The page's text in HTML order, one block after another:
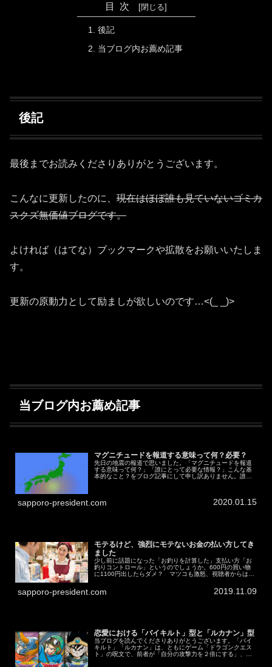
目次
後記
当ブログ内お薦め記事
後記
最後までお読みくださりありがとうございます。
こんなに更新したのに、 現在はほぼ誰も見ていないゴミカ
スクズ無価値ブログです。
よければ（はてな）ブックマークや拡散をお願いいたしま
す。
更新の原動力として励ましが欲しいのです…<(_ _)>
当ブログ内お薦め記事
マグニチュードを報道する意味って何？必要？
先日の地震の報道で思いました。「マグニチュードを報道
する意味って何？」「誰にとって必要な情報？」こんな基
本的なこと？をブログ記事にして申し訳ありません。誰か
sapporo-president.com 2020.01.15
モテるけど、強烈にモテないお金の払い方してき
ました
少し前に話題になった「お釣りを計算した」支払い方「お
釣りコントロール」というのでしょうか。600円の買い物
に1100円出したらダメ？ マツコも激怒、視聴者からは猛
sapporo-president.com 2019.11.09
恋愛における「バイキルト」型と「ルカナン」型
当ブログを読んでくださりありがとうございます。「バイ
キルト」「ルカナン」は、ともにゲーム「ドラゴンクエス
ト」の呪文で、前者が「自分の攻撃力を２倍にする」、後